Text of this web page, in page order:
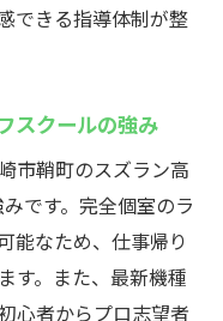
できる指導体制が整
スクールの強み
市鞘町のスズラン高
です。完全個室のラ
能なため、仕事帰り
す。また、最新機種
心者からプロ志望者